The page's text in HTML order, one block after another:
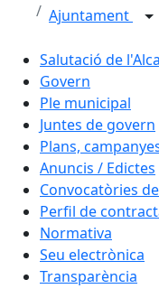
Ajuntament
Salutació de
Govern
Ple municipal
Juntes de govern
Plans,
Anuncis / Edictes
Convocatòries
Perfil de
Normativa
Seu electrònica
Transparència